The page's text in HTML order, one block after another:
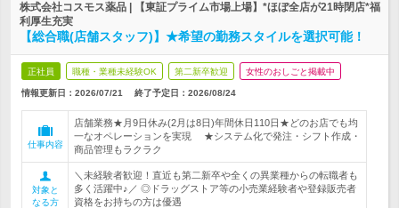
株式会社コスモス薬品 | 【東証プライム市場上場】*ほぼ全店が21時閉店*福
利厚生充実
【総合職(店舗スタッフ)】★希望の勤務スタイルを選択可能！
正社員 職種・業種未経験OK 第二新卒歓迎 女性のおしごと掲載中
情報更新日：2026/07/21 終了予定日： 2026/08/24
仕事内容
店舗業務★月9日休み(2月は8日)年間休日110日★どのお店でも均
一なオペレーションを実現 ★システム化で発注・シフト作成・
商品管理もラクラク
対象と
なる方
＼未経験者歓迎！直近も第二新卒や全くの異業種からの転職者も
多く活躍中♪／ ◎ドラッグストア等の小売業経験者や登録販売者
資格をお持ちの方は優遇